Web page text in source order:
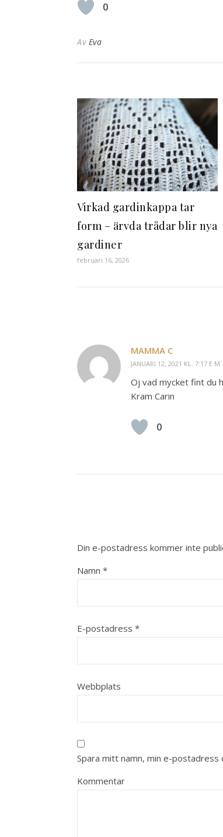
0
Av Eva
Virkad gardinkappa tar
form – ärvda trådar blir nya
gardiner
februari 16, 2026
MAMMA C
JANUARI 12, 2021 KL. 7:17 E M
Oj vad mycket fint du
Kram Carin
0
Din e-postadress kommer inte
Namn *
E-postadress *
Webbplats
Spara mitt namn, min e-
Kommentar